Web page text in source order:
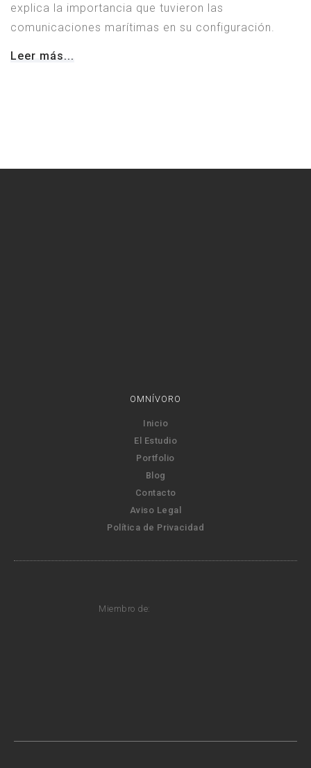
explica la importancia que tuvieron las
comunicaciones marítimas en su configuración.
Leer más...
OMNÍVORO
Inicio
El Estudio
Portfolio
Blog
Contacto
Aviso Legal
Política de Privacidad
Miembro de: